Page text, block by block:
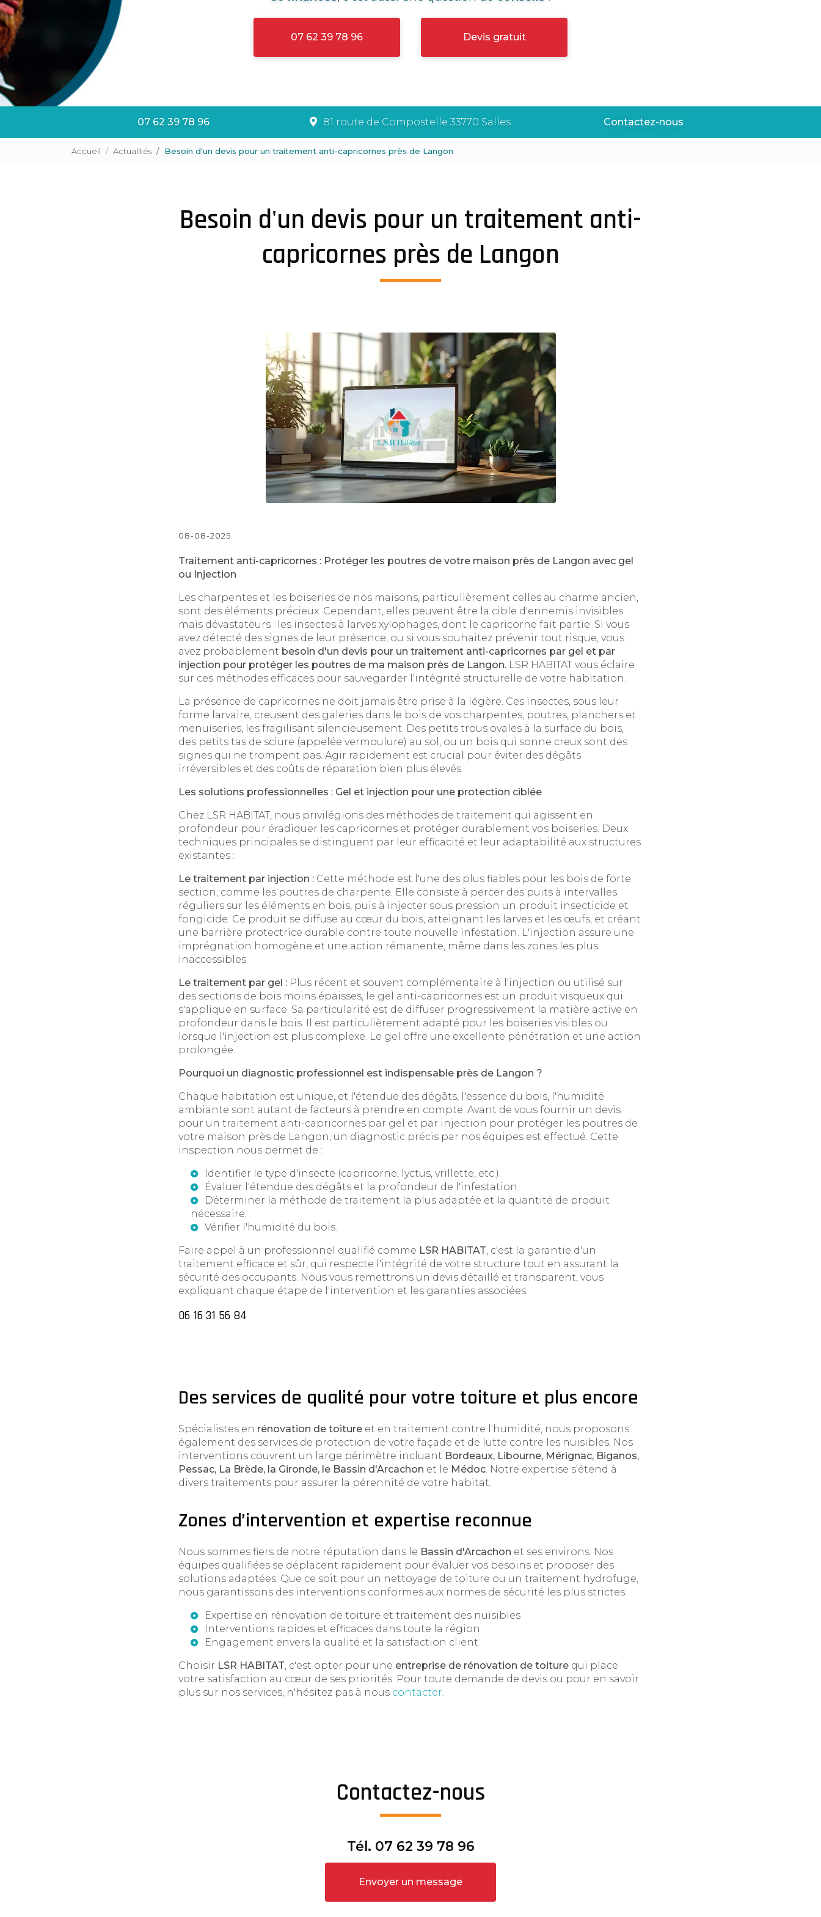
07 62 39 78 96 Devis gratuit
07 62 39 78 96 81 route de Compostelle 33770 Salles Contactez-nous
Accueil Actualités Besoin d'un devis pour un traitement anti-capricornes près de Langon
Besoin d'un devis pour un traitement anti-
capricornes près de Langon
08-08-2025
Traitement anti-capricornes : Protéger les poutres de votre maison près de Langon avec gel
ou Injection
Les charpentes et les boiseries de nos maisons, particulièrement celles au charme ancien,
sont des éléments précieux. Cependant, elles peuvent être la cible d'ennemis invisibles
mais dévastateurs : les insectes à larves xylophages, dont le capricorne fait partie. Si vous
avez détecté des signes de leur présence, ou si vous souhaitez prévenir tout risque, vous
avez probablement besoin d'un devis pour un traitement anti-capricornes par gel et par
injection pour protéger les poutres de ma maison près de Langon. LSR HABITAT vous éclaire
sur ces méthodes efficaces pour sauvegarder l'intégrité structurelle de votre habitation.
La présence de capricornes ne doit jamais être prise à la légère. Ces insectes, sous leur
forme larvaire, creusent des galeries dans le bois de vos charpentes, poutres, planchers et
menuiseries, les fragilisant silencieusement. Des petits trous ovales à la surface du bois,
des petits tas de sciure (appelée vermoulure) au sol, ou un bois qui sonne creux sont des
signes qui ne trompent pas. Agir rapidement est crucial pour éviter des dégâts
irréversibles et des coûts de réparation bien plus élevés.
Les solutions professionnelles : Gel et injection pour une protection ciblée
Chez LSR HABITAT, nous privilégions des méthodes de traitement qui agissent en
profondeur pour éradiquer les capricornes et protéger durablement vos boiseries. Deux
techniques principales se distinguent par leur efficacité et leur adaptabilité aux structures
existantes :
Le traitement par injection : Cette méthode est l'une des plus fiables pour les bois de forte
section, comme les poutres de charpente. Elle consiste à percer des puits à intervalles
réguliers sur les éléments en bois, puis à injecter sous pression un produit insecticide et
fongicide. Ce produit se diffuse au cœur du bois, atteignant les larves et les œufs, et créant
une barrière protectrice durable contre toute nouvelle infestation. L'injection assure une
imprégnation homogène et une action rémanente, même dans les zones les plus
inaccessibles.
Le traitement par gel : Plus récent et souvent complémentaire à l'injection ou utilisé sur
des sections de bois moins épaisses, le gel anti-capricornes est un produit visqueux qui
s'applique en surface. Sa particularité est de diffuser progressivement la matière active en
profondeur dans le bois. Il est particulièrement adapté pour les boiseries visibles ou
lorsque l'injection est plus complexe. Le gel offre une excellente pénétration et une action
prolongée.
Pourquoi un diagnostic professionnel est indispensable près de Langon ?
Chaque habitation est unique, et l'étendue des dégâts, l'essence du bois, l'humidité
ambiante sont autant de facteurs à prendre en compte. Avant de vous fournir un devis
pour un traitement anti-capricornes par gel et par injection pour protéger les poutres de
votre maison près de Langon, un diagnostic précis par nos équipes est effectué. Cette
inspection nous permet de :
Identifier le type d'insecte (capricorne, lyctus, vrillette, etc.).
Évaluer l'étendue des dégâts et la profondeur de l'infestation.
Déterminer la méthode de traitement la plus adaptée et la quantité de produit
nécessaire.
Vérifier l'humidité du bois.
Faire appel à un professionnel qualifié comme LSR HABITAT , c'est la garantie d'un
traitement efficace et sûr, qui respecte l'intégrité de votre structure tout en assurant la
sécurité des occupants. Nous vous remettrons un devis détaillé et transparent, vous
expliquant chaque étape de l'intervention et les garanties associées.
06 16 31 56 84
Des services de qualité pour votre toiture et plus encore
Spécialistes en rénovation de toiture et en traitement contre l'humidité, nous proposons
également des services de protection de votre façade et de lutte contre les nuisibles. Nos
interventions couvrent un large périmètre incluant Bordeaux, Libourne, Mérignac, Biganos,
Pessac, La Brède, la Gironde, le Bassin d'Arcachon et le Médoc . Notre expertise s'étend à
divers traitements pour assurer la pérennité de votre habitat.
Zones d’intervention et expertise reconnue
Nous sommes fiers de notre réputation dans le Bassin d'Arcachon et ses environs. Nos
équipes qualifiées se déplacent rapidement pour évaluer vos besoins et proposer des
solutions adaptées. Que ce soit pour un nettoyage de toiture ou un traitement hydrofuge,
nous garantissons des interventions conformes aux normes de sécurité les plus strictes.
Expertise en rénovation de toiture et traitement des nuisibles
Interventions rapides et efficaces dans toute la région
Engagement envers la qualité et la satisfaction client
Choisir LSR HABITAT , c'est opter pour une entreprise de rénovation de toiture qui place
votre satisfaction au cœur de ses priorités. Pour toute demande de devis ou pour en savoir
plus sur nos services, n'hésitez pas à nous contacter
Contactez-nous
Tél. 07 62 39 78 96
Envoyer un message